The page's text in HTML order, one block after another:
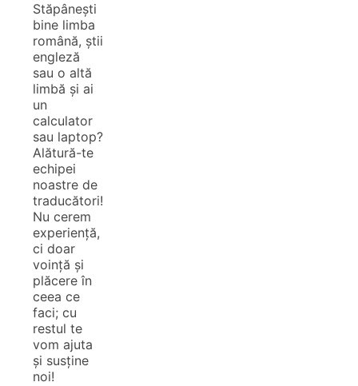
Stăpânești
bine limba
română, știi
engleză
sau o altă
limbă și ai
un
calculator
sau laptop?
Alătură-te
echipei
noastre de
traducători!
Nu cerem
experiență,
ci doar
voință și
plăcere în
ceea ce
faci; cu
restul te
vom ajuta
și susține
noi!